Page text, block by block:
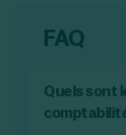
FAQ
Quels sont